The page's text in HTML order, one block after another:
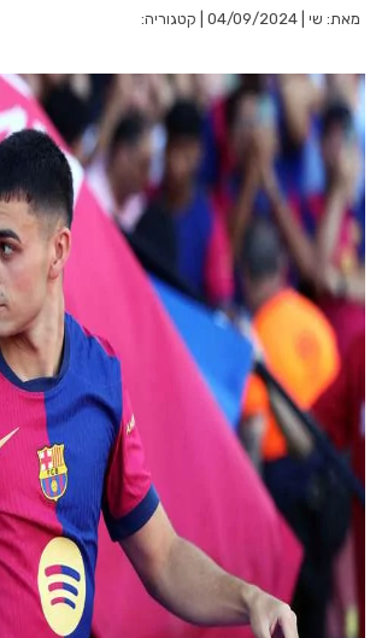
מאת: שי | 04/09/2024 | קטגוריה: